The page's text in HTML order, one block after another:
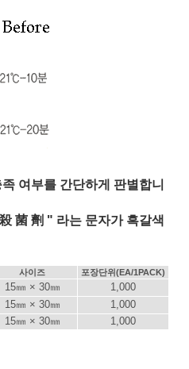
여부를 간단하게 판별합니
菌 劑 " 라는 문자가 흑갈색
사이즈 포장단위(EA/1PACK)
15㎜ × 30㎜
1,000
15㎜ × 30㎜
1,000
15㎜ × 30㎜ 1,000